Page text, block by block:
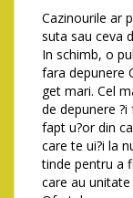
Cazinourile ar
suta sau ceva
In schimb, o
fara depunere
get mari. Cel
de depunere
fapt u?or din
care te ui?i la
tinde pentru a
care au